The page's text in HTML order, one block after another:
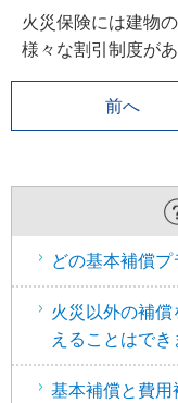
火災保険には建物
様々な割引制度が
前へ
ら
タ
どの基本補償プ
火災以外の補
えることはでき
基本補償と費用